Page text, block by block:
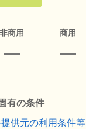
非商用 商用
有の条件
供元の利用条件等